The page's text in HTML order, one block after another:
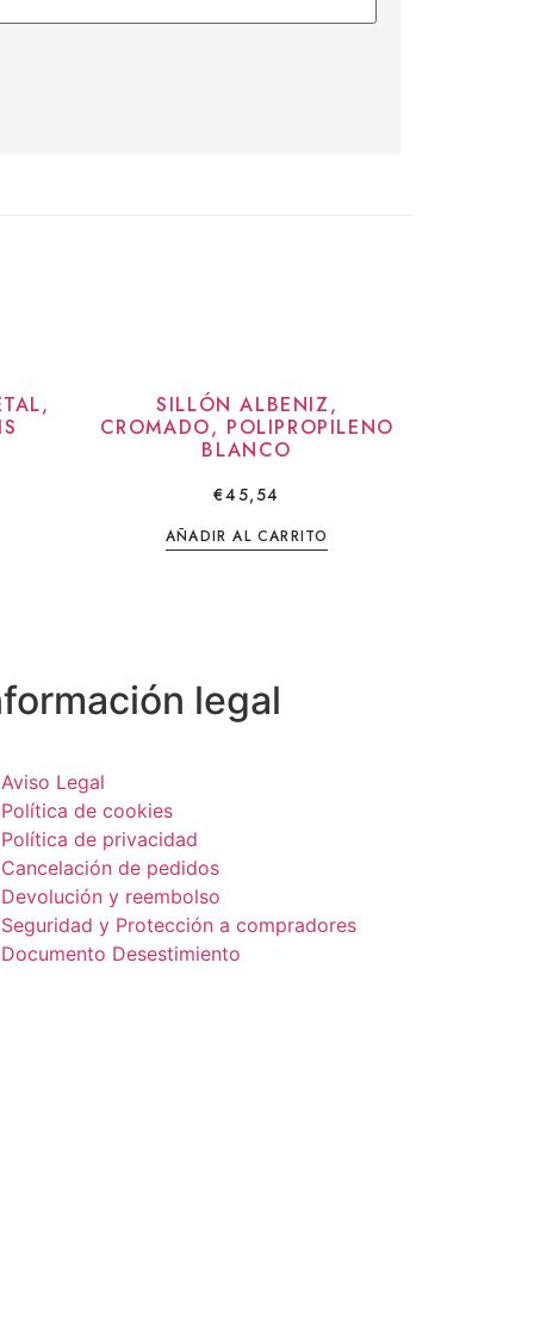
SILLÓN ALBENIZ,
CROMADO, POLIPROPILENO
BLANCO
€45,54
AÑADIR AL CARRITO
legal
Aviso Legal
Política de cookies
Política de privacidad
Cancelación de pedidos
Devolución y reembolso
Seguridad y Protección a compradores
Documento Desestimiento